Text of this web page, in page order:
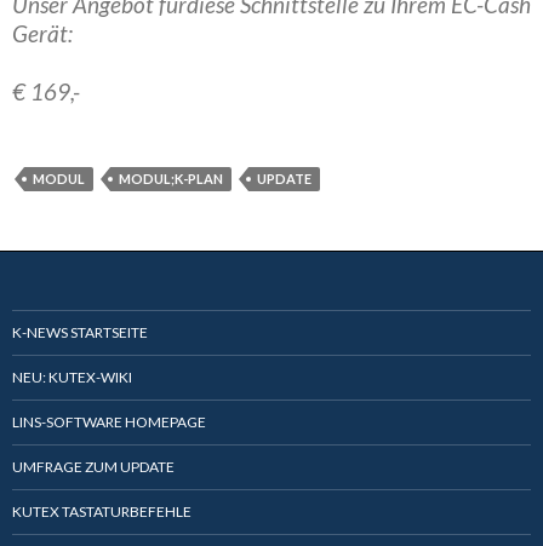
Gerät:
€ 169,-
MODUL MODUL;K-PLAN UPDATE
K-NEWS STARTSEITE
NEU: KUTEX-WIKI
LINS-SOFTWARE HOMEPAGE
UMFRAGE ZUM UPDATE
KUTEX TASTATURBEFEHLE